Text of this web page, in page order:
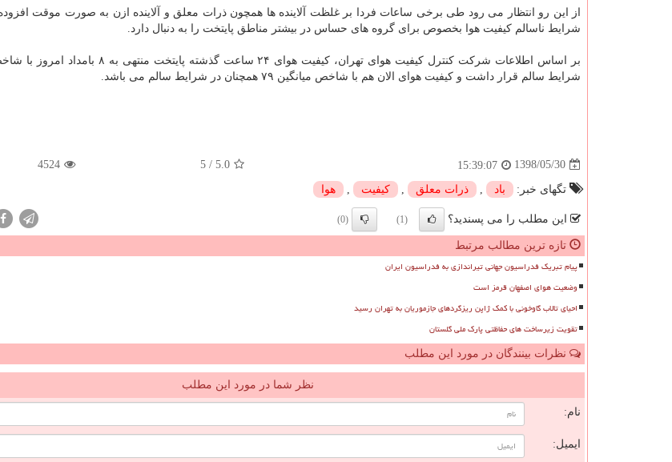
از این رو انتظار می رود طی برخی ساعات فردا بر غلظت آلاینده ها همچون ذرات معلق و آلاینده ازن به صورت موقت
شرایط ناسالم كیفیت هوا بخصوص برای گروه های حساس در بیشتر مناطق پایتخت را به دنبال دارد.
شرایط سالم قرار داشت و كیفیت هوای الان هم با شاخص میانگین ۷۹ همچنان در شرایط سالم می باشد.
1398/05/30
15:39:07
5.0
/
5
4524
تگهای خبر: باد ذرات معلق كیفیت هوا
این مطلب را می پسندید؟ (1)
(0)
تازه ترین مطالب مرتبط
پیام تبریک فدراسیون جهانی تیراندازی به فدراسیون ایران
وضعیت هوای اصفهان قرمز است
احیای تالاب گاوخونی با کمک ژاپن ریزگردهای جازموریان به تهران رسید
تقویت زیرساخت های حفاظتی پارک ملی گلستان
نظرات بینندگان در مورد این مطلب
نظر شما در مورد این مطلب
نام:
ایمیل: